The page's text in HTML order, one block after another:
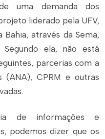
uma demanda dos
liderado pela UFV,
através da Sema,
ela, não está
parcerias com a
(ANA), CPRM e outras
de informações e
podemos dizer que os